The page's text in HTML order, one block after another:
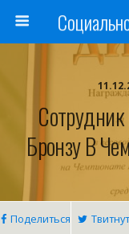
Бронзу В
Поделиться